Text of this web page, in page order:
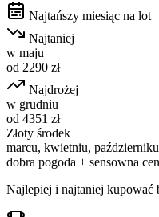
Najtańszy miesiąc na lot
Najtaniej
w maju
od 2290 zł
Najdrożej
w grudniu
od 4351 zł
Złoty środek
marcu, kwietniu,
dobra pogoda + sensowna
Najlepiej i najtaniej kupować